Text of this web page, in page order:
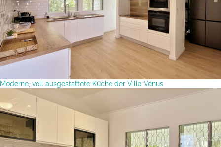
Moderne, voll ausgestattete Küche der Villa Vénus